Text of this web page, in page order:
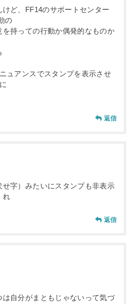
けど、FF14のサポートセンター
の
を持っての行動か偶発的なものか
ュアンスでスタンプを表示させ
返信
せ字）みたいにスタンプも非表示
れ
返信
は自分がまともじゃないって気づ